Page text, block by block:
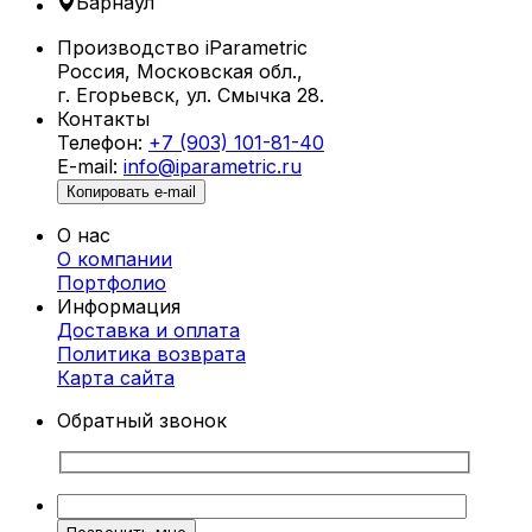
парки, бассейны и террасы.
Что такое параметрические шезлонги?
Параметрические шезлонги в
Барнауле создаются с использованием
алгоритмического проектирования,
позволяющего разрабатывать уникальные
формы с учетом анатомии человека. Благодаря
этому каждый шезлонг не только
привлекателен внешне, но и обеспечивает
максимальный комфорт.
Преимущества параметрических
шезлонгов
iParametric — это произведение
искусства, которое выделяет ваше
пространство.
Эргономичность.Конструкция учитывает
особенности тела, обеспечивая
Производство iParametric
Россия, Московская обл.,
г. Егорьевск, ул. Смычка 28.
Контакты
Телефон: +7 (903) 101-81-40
E-mail: info@iparametric.ru
Копировать e-mail
О нас
О компании
Портфолио
Информация
Доставка и оплата
Политика возврата
Карта cайта
Обратный звонок